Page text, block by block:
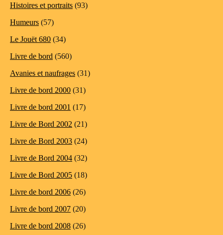
Histoires et portraits (93)
Humeurs (57)
Le Jouët 680 (34)
Livre de bord (560)
Avanies et naufrages (31)
Livre de bord 2000 (31)
Livre de bord 2001 (17)
Livre de Bord 2002 (21)
Livre de Bord 2003 (24)
Livre de Bord 2004 (32)
Livre de Bord 2005 (18)
Livre de bord 2006 (26)
Livre de bord 2007 (20)
Livre de bord 2008 (26)